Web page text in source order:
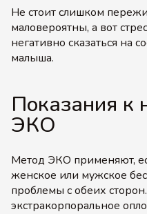
Не стоит слишком
маловероятны, а вот
негативно сказаться на
малыша.
Показания к
ЭКО
Метод ЭКО применяют,
женское или мужское
проблемы с обеих
экстракорпоральное